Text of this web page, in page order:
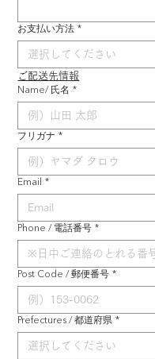
お支払い方法 *
ご配送先情報
Name/ 氏名 *
フリガナ *
Email *
Phone / 電話番号 *
Post Code / 郵便番号 *
Prefectures / 都道府県 *